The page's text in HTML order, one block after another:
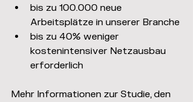
bis zu 100.000 neue
Arbeitsplätze in unserer Branche
bis zu 40% weniger
kostenintensiver Netzausbau
erforderlich
Mehr Informationen zur Studie, den